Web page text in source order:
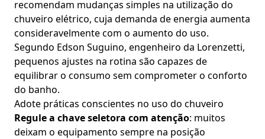
recomendam mudanças simples na utilização do
chuveiro elétrico, cuja demanda de energia aumenta
consideravelmente com o aumento do uso.
Segundo Edson Suguino, engenheiro da Lorenzetti,
pequenos ajustes na rotina são capazes de
equilibrar o consumo sem comprometer o conforto
do banho.
Adote práticas conscientes no uso do chuveiro
Regule a chave seletora com atenção: muitos
deixam o equipamento sempre na posição